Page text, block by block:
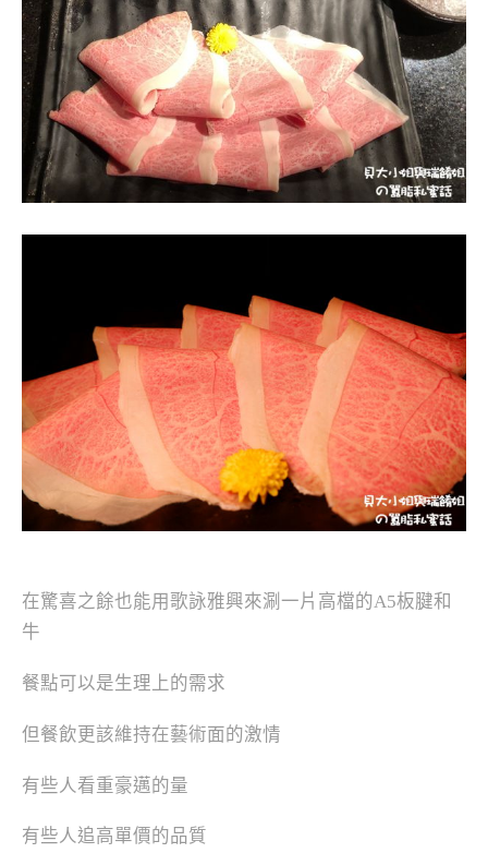
在驚喜之餘也能用歌詠雅興來涮一片高檔的A5板腱和
牛
餐點可以是生理上的需求
但餐飲更該維持在藝術面的激情
有些人看重豪邁的量
有些人追高單價的品質